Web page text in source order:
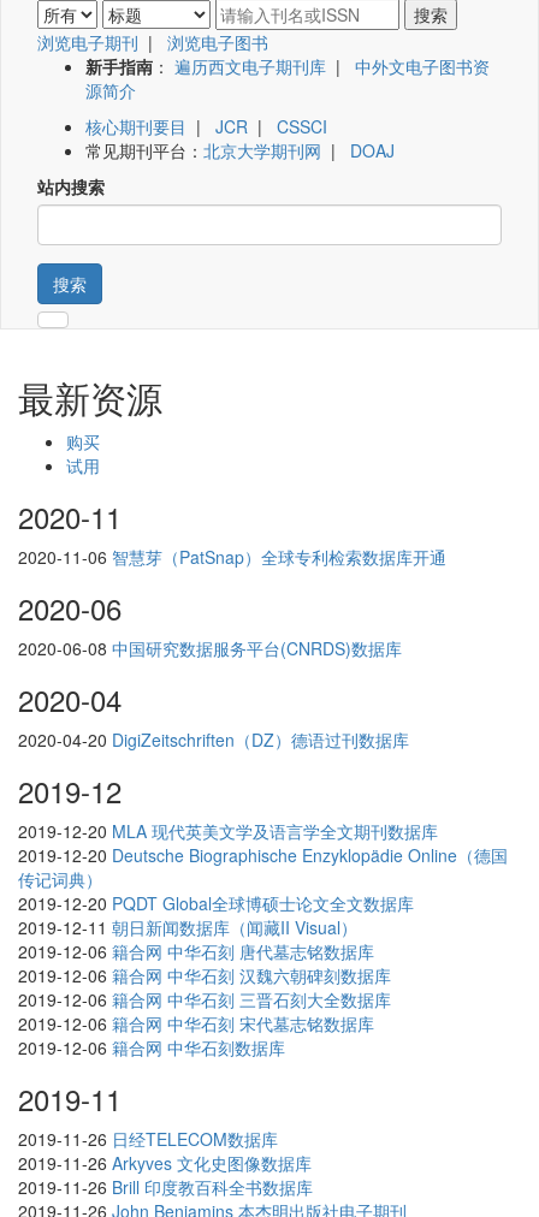
浏览电子期刊 | 浏览电子图书
新手指南 ： 遍历西文电子期刊库 | 中外文电子图书资
源简介
核心期刊要目 | JCR | CSSCI
常见期刊平台： 北京大学期刊网 | DOAJ
站内搜索
搜索
最新资源
购买
试用
2020-11
2020-11-06 智慧芽（PatSnap）全球专利检索数据库开通
2020-06
2020-06-08 中国研究数据服务平台(CNRDS)数据库
2020-04
2020-04-20 DigiZeitschriften（DZ）德语过刊数据库
2019-12
2019-12-20 MLA 现代英美文学及语言学全文期刊数据库
2019-12-20 Deutsche Biographische Enzyklopädie Online（德国
传记词典）
2019-12-20 PQDT Global全球博硕士论文全文数据库
2019-12-11 朝日新闻数据库（闻藏II Visual）
2019-12-06 籍合网 中华石刻 唐代墓志铭数据库
2019-12-06 籍合网 中华石刻 汉魏六朝碑刻数据库
2019-12-06 籍合网 中华石刻 三晋石刻大全数据库
2019-12-06 籍合网 中华石刻 宋代墓志铭数据库
2019-12-06 籍合网 中华石刻数据库
2019-11
2019-11-26 日经TELECOM数据库
2019-11-26 Arkyves 文化史图像数据库
2019-11-26 Brill 印度教百科全书数据库
2019-11-26 John Benjamins 本杰明出版社电子期刊